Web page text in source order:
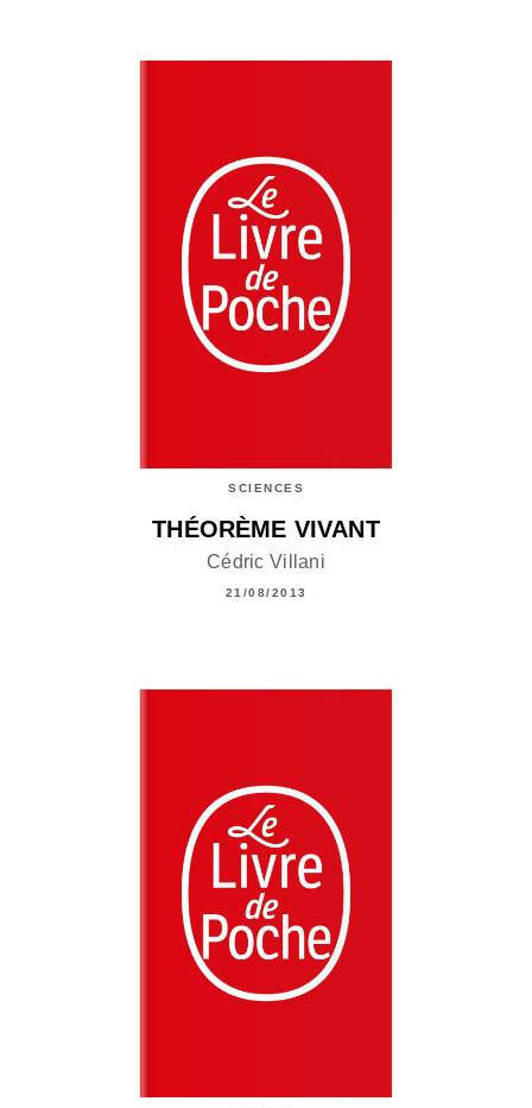
SCIENCES
THÉORÈME VIVANT
Cédric Villani
21/08/2013